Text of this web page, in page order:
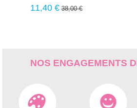
11,40 € 38,00 €
NOS ENGAGEMENTS